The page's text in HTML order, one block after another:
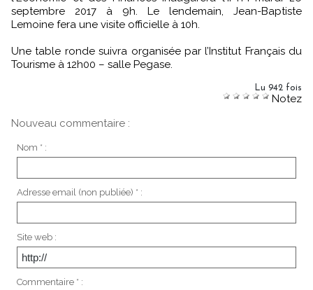
septembre 2017 à 9h. Le lendemain, Jean-Baptiste
Lemoine fera une visite officielle à 10h.
Une table ronde suivra organisée par l’Institut Français du
Tourisme à 12h00 – salle Pegase.
Lu 942 fois
Notez
Nouveau commentaire :
Nom * :
Adresse email (non publiée) * :
Site web :
Commentaire * :